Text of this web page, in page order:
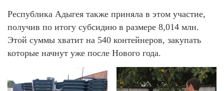
Республика Адыгея также приняла в этом участие,
получив по итогу субсидию в размере 8,014 млн.
Этой суммы хватит на 540 контейнеров, закупать
которые начнут уже после Нового года.